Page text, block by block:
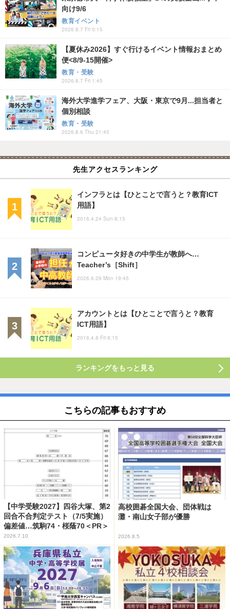
向け9/6
教育イベント
2026.8.7 Fri 0:15
【夏休み2026】すぐ行けるイベント情報おまとめ
便<8/9-15開催>
教育・受験
2026.8.7 Fri 1:45
海外大学進学フェア、大阪・東京で9月...担当者と
個別相談
教育・受験
2026.8.6 Thu 21:45
先生アクセスランキング
インフラとは【ひとことで言うと？教育ICT
用語】
2016.4.24 Sun 8:15
コンピュータ好きの中学生が教師へ…
Teacher’s［Shift］
2026.6.29 Mon 19:45
アカウントとは【ひとことで言うと？教育
ICT用語】
2016.4.8 Fri 8:15
ランキングをもっと見る
こちらの記事もおすすめ
【中学受験2027】四谷大塚、第2
回合不合判定テスト（7/5実施）
偏差値…筑駒74・桜蔭70＜PR＞
2026.7.10
高校囲碁全国大会、団体戦は
灘・南山女子部が優勝
2026.8.5